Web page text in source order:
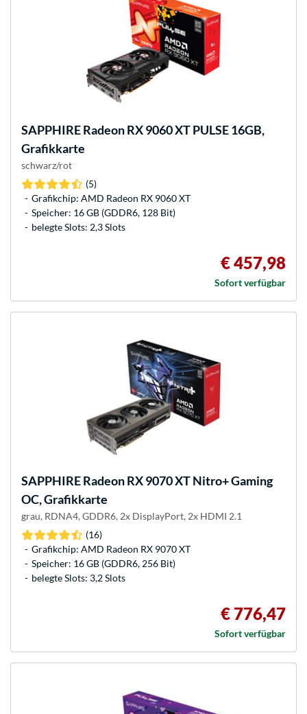
SAPPHIRERadeon RX 9060 XT PULSE 16GB,
Grafikkarte
schwarz/rot
(5)
Grafikchip: AMD Radeon RX 9060 XT
Speicher: 16 GB (GDDR6, 128 Bit)
belegte Slots: 2,3 Slots
€ 457,98
Sofort verfügbar
SAPPHIRERadeon RX 9070 XT Nitro+ Gaming
OC, Grafikkarte
grau, RDNA4, GDDR6, 2x DisplayPort, 2x HDMI 2.1
(16)
Grafikchip: AMD Radeon RX 9070 XT
Speicher: 16 GB (GDDR6, 256 Bit)
belegte Slots: 3,2 Slots
€ 776,47
Sofort verfügbar